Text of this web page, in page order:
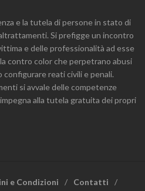
e la tutela di persone in stato di
Si prefigge un incontro
e delle professionalità ad esse
contro color che perpetrano abusi
reati civili e penali.
si avvale delle competenze
alla tutela gratuita dei propri
e Condizioni
Contatti